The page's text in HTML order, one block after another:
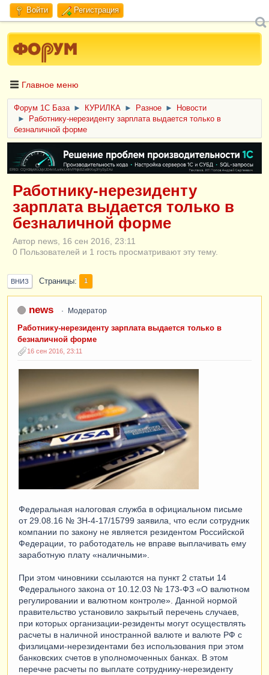
Войти Регистрация
Главное меню
Форум 1C База ► КУРИЛКА ► Разное ►
Новости
►
Работнику-нерезиденту зарплата выдается только в
безналичной форме
ERID: CQH36pWzJqVJD4xVLsnhcU4hVPNjkBZe8KKxjJiYySyZAz
Работнику-нерезиденту
зарплата выдается только в
безналичной форме
Автор news, 16 сен 2016, 23:11
0 Пользователей и 1 гость просматривают эту тему.
ВНИЗ Страницы 1
news Модератор
Работнику-нерезиденту зарплата выдается только в
безналичной форме
16 сен 2016, 23:11
Федеральная налоговая служба в официальном письме
от 29.08.16 № ЗН-4-17/15799 заявила, что если сотрудник
компании по закону не является резидентом Российской
Федерации, то работодатель не вправе выплачивать ему
заработную плату «наличными».
При этом чиновники ссылаются на пункт 2 статьи 14
Федерального закона от 10.12.03 № 173-ФЗ «О валютном
регулировании и валютном контроле». Данной нормой
правительство установило закрытый перечень случаев,
при которых организации-резиденты могут осуществлять
расчеты в наличной иностранной валюте и валюте РФ с
физлицами-нерезидентами без использования при этом
банковских счетов в уполномоченных банках. В этом
перечне расчеты по выплате сотруднику-нерезиденту